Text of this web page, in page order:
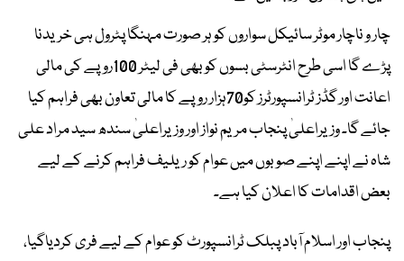
چار و ناچار موٹر سائیکل سواروں کو ہر صورت مہنگا پٹرول ہی خریدنا
پڑے گا اسی طرح انٹرسٹی بسوں کو بھی فی لیٹر 100روپے کی مالی
اعانت اور گڈز ٹرانسپورٹرز کو70ہزار روپے کا مالی تعاون بھی فراہم کیا
جائے گا۔ وزیراعلیٰ پنجاب مریم نواز اور وزیراعلیٰ سندھ سید مراد علی
شاہ نے اپنے اپنے صوبوں میں عوام کو ریلیف فراہم کرنے کے لیے
بعض اقدامات کا اعلان کیا ہے۔
پنجاب اور اسلام آباد پبلک ٹرانسپورٹ کو عوام کے لیے فری کردیاگیا،